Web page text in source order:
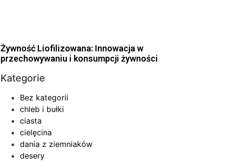
Żywność Liofilizowana: Innowacja w
przechowywaniu i konsumpcji żywności
Kategorie
Bez kategorii
chleb i bułki
ciasta
cielęcina
dania z ziemniaków
desery